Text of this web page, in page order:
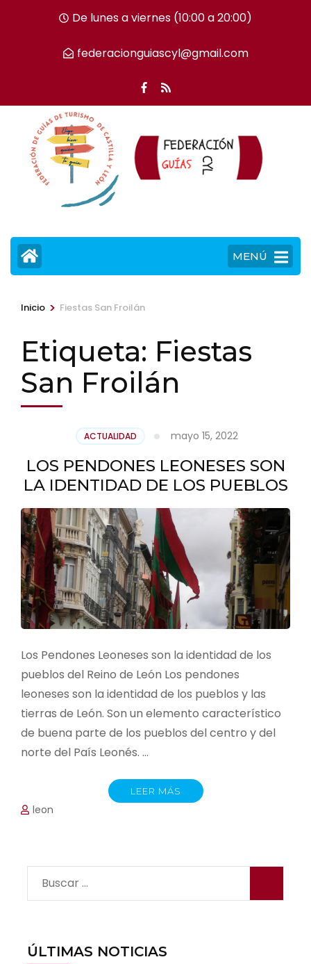
tecla
De lunes a viernes (10:00 a 20:00)
federacionguiascyl@gmail.com
MENÚ
Inicio > Fiestas San Froilán
Etiqueta: Fiestas
San Froilán
ACTUALIDAD mayo 15, 2022
LOS PENDONES LEONESES SON
LA IDENTIDAD DE LOS PUEBLOS
Los Pendones Leoneses son la identidad de los
pueblos del Reino de León Los pendones
leoneses son la identidad de los pueblos y las
tierras de León. Son un elemento característico
de buena parte de los pueblos del centro y del
norte del País Leonés. …
LEER MÁS
leon
Buscar:
ÚLTIMAS NOTICIAS